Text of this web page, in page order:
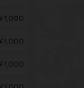
1,000
1,000
1,000